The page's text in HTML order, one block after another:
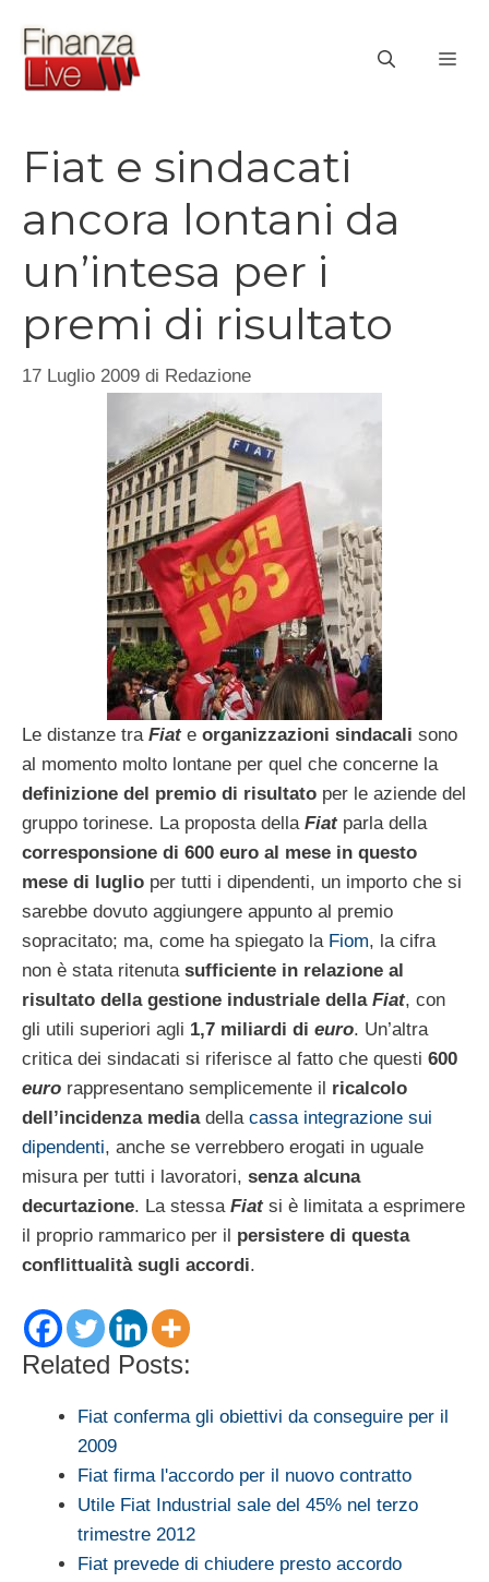
contenuto
Fiat e sindacati
ancora lontani da
un’intesa per i
premi di risultato
17 Luglio 2009 di Redazione
Le distanze tra Fiate organizzazioni sindacali sono
al momento molto lontane per quel che concerne la
definizione del premio di risultato per le aziende del
gruppo torinese. La proposta della Fiatparla della
corresponsione di 600 euro al mese in questo
mese di luglio per tutti i dipendenti, un importo che si
sarebbe dovuto aggiungere appunto al premio
sopracitato; ma, come ha spiegato la Fiom, la cifra
non è stata ritenuta sufficiente in relazione al
risultato della gestione industriale della Fiat, con
gli utili superiori agli 1,7 miliardi di euro. Un’altra
critica dei sindacati si riferisce al fatto che questi 600
euro rappresentano semplicemente il ricalcolo
dell’incidenza mediadella cassa integrazione sui
dipendenti, anche se verrebbero erogati in uguale
misura per tutti i lavoratori, senza alcuna
decurtazione. La stessa Fiatsi è limitata a esprimere
il proprio rammarico per il persistere di questa
conflittualità sugli accordi.
Related Posts:
Fiat conferma gli obiettivi da conseguire per il
2009
Fiat firma l'accordo per il nuovo contratto
Utile Fiat Industrial sale del 45% nel terzo
trimestre 2012
Fiat prevede di chiudere presto accordo